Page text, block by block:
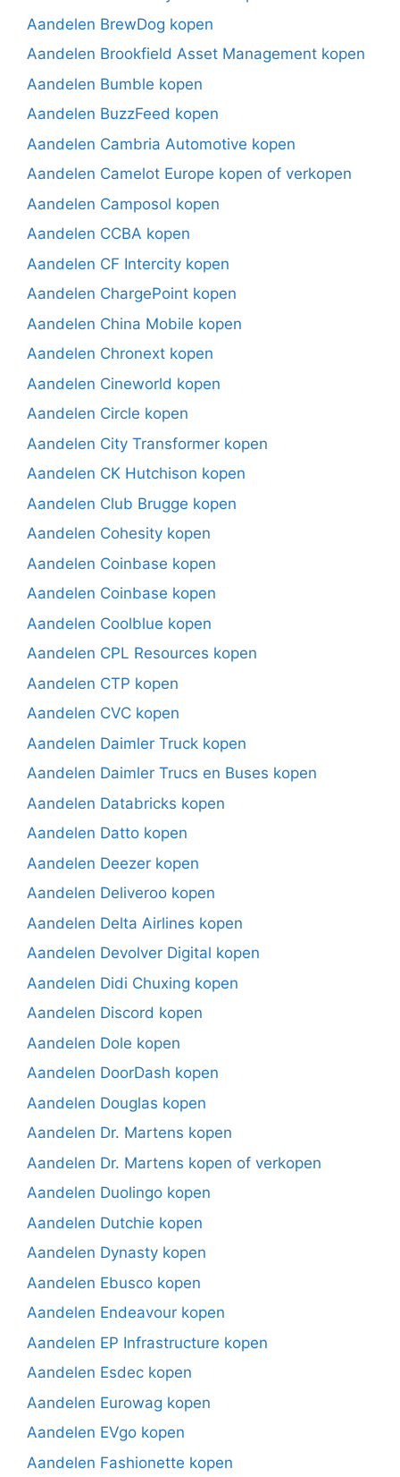
Aandelen BrewDog kopen
Aandelen Brookfield Asset Management kopen
Aandelen Bumble kopen
Aandelen BuzzFeed kopen
Aandelen Cambria Automotive kopen
Aandelen Camelot Europe kopen of verkopen
Aandelen Camposol kopen
Aandelen CCBA kopen
Aandelen CF Intercity kopen
Aandelen ChargePoint kopen
Aandelen China Mobile kopen
Aandelen Chronext kopen
Aandelen Cineworld kopen
Aandelen Circle kopen
Aandelen City Transformer kopen
Aandelen CK Hutchison kopen
Aandelen Club Brugge kopen
Aandelen Cohesity kopen
Aandelen Coinbase kopen
Aandelen Coinbase kopen
Aandelen Coolblue kopen
Aandelen CPL Resources kopen
Aandelen CTP kopen
Aandelen CVC kopen
Aandelen Daimler Truck kopen
Aandelen Daimler Trucs en Buses kopen
Aandelen Databricks kopen
Aandelen Datto kopen
Aandelen Deezer kopen
Aandelen Deliveroo kopen
Aandelen Delta Airlines kopen
Aandelen Devolver Digital kopen
Aandelen Didi Chuxing kopen
Aandelen Discord kopen
Aandelen Dole kopen
Aandelen DoorDash kopen
Aandelen Douglas kopen
Aandelen Dr. Martens kopen
Aandelen Dr. Martens kopen of verkopen
Aandelen Duolingo kopen
Aandelen Dutchie kopen
Aandelen Dynasty kopen
Aandelen Ebusco kopen
Aandelen Endeavour kopen
Aandelen EP Infrastructure kopen
Aandelen Esdec kopen
Aandelen Eurowag kopen
Aandelen EVgo kopen
Aandelen Fashionette kopen